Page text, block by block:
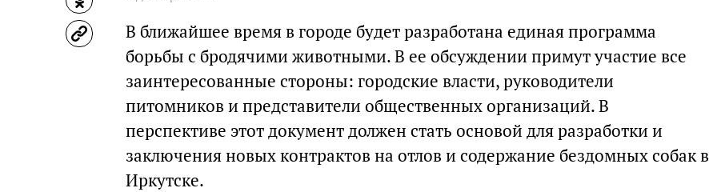
В ближайшее время в городе будет разработана единая программа
борьбы с бродячими животными. В ее обсуждении примут участие все
заинтересованные стороны: городские власти, руководители
питомников и представители общественных организаций. В
перспективе этот документ должен стать основой для разработки и
заключения новых контрактов на отлов и содержание бездомных собак в
Иркутске.